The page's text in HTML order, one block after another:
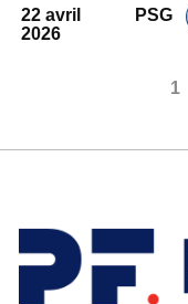
22 avril
2026
PSG
1